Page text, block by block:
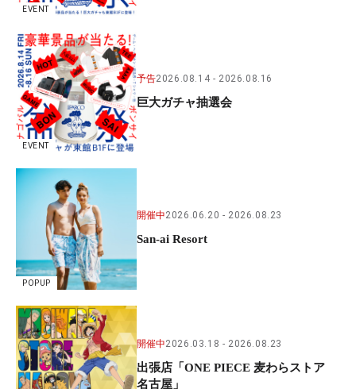
EVENT
EVENT
予告2026.08.14 2026.08.16
巨大ガチャ抽選会
POPUP
開催中2026.06.20 2026.08.23
San-ai Resort
開催中2026.03.18 2026.08.23
出張店「ONE PIECE 麦わらストア
名古屋」